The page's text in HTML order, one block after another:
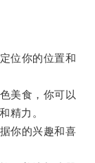
位你的位置和
美食，你可以
精力。
你的兴趣和喜